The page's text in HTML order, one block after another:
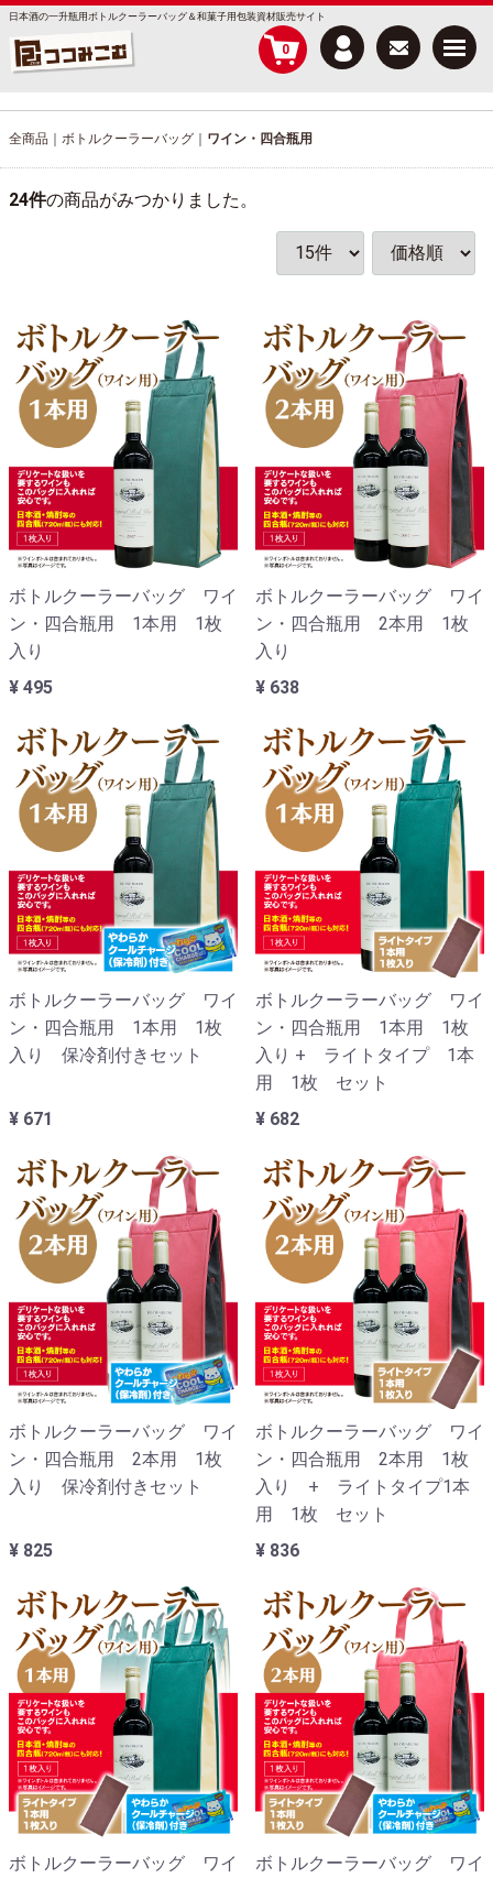
日本酒の一升瓶用ボトルクーラーバッグ＆和菓子用包装資材販売サイト
0 Menu
全商品 ボトルクーラーバッグ ワイン・四合瓶用
24件の商品がみつかりました。
ボトルクーラーバッグ ワイ
ン・四合瓶用 1本用 1枚
入り
¥ 495
ボトルクーラーバッグ ワイ
ン・四合瓶用 2本用 1枚
入り
¥ 638
ボトルクーラーバッグ ワイ
ン・四合瓶用 1本用 1枚
入り 保冷剤付きセット
¥ 671
ボトルクーラーバッグ ワイ
ン・四合瓶用 1本用 1枚
入り + ライトタイプ 1本
用 1枚 セット
¥ 682
ボトルクーラーバッグ ワイ
ン・四合瓶用 2本用 1枚
入り 保冷剤付きセット
¥ 825
ボトルクーラーバッグ ワイ
ン・四合瓶用 2本用 1枚
入り + ライトタイプ1本
用 1枚 セット
¥ 836
ボトルクーラーバッグ ワイ
ボトルクーラーバッグ ワイ